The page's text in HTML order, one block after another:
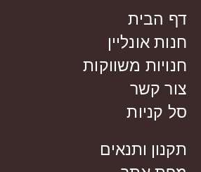
דף הבית
חנות אונליין
חנויות משווקות
צור קשר
סל קניות
תקנון ותנאים